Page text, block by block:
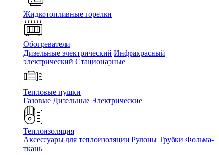
Жидкотопливные горелки
Обогреватели
Дизельные электрический Инфракрасный
электрический Стационарные
Тепловые пушки
Газовые Дизельные Электрические
Теплоизоляция
Аксессуары для теплоизоляции Рулоны Трубки Фольма-
ткань